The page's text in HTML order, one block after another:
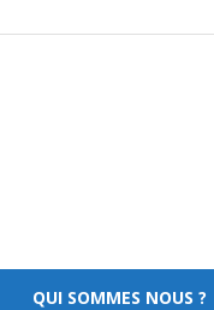
QUI SOMMES NOUS ?